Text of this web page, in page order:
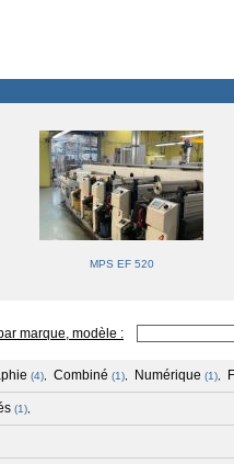
MPS EF 520
marque, modèle :
(4), Combiné (1), Numérique (1),
(1),